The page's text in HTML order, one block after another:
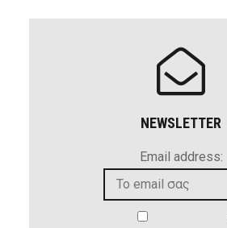
NEWSLETTER
Email address: